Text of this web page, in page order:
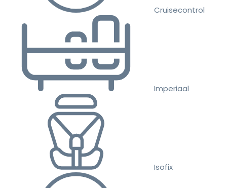
Cruisecontrol
Imperiaal
Isofix